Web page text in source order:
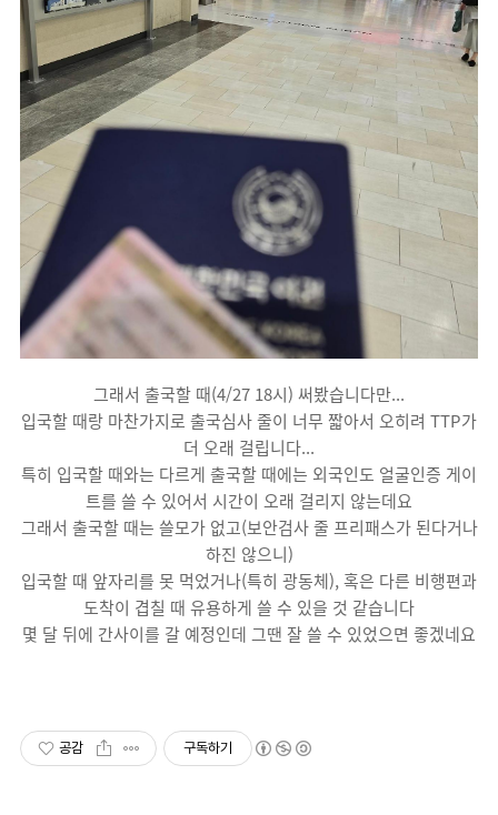
그래서 출국할 때(4/27 18시) 써봤습니다만...
입국할 때랑 마찬가지로 출국심사 줄이 너무 짧아서 오히려 TTP가
더 오래 걸립니다...
특히 입국할 때와는 다르게 출국할 때에는 외국인도 얼굴인증 게이
트를 쓸 수 있어서 시간이 오래 걸리지 않는데요
그래서 출국할 때는 쓸모가 없고(보안검사 줄 프리패스가 된다거나
하진 않으니)
입국할 때 앞자리를 못 먹었거나(특히 광동체), 혹은 다른 비행편과
도착이 겹칠 때 유용하게 쓸 수 있을 것 같습니다
몇 달 뒤에 간사이를 갈 예정인데 그땐 잘 쓸 수 있었으면 좋겠네요
공감 구독하기